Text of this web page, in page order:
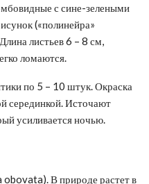
с сине-зелеными
(«полинейра»
листьев 6 – 8 см,
ломаются.
по 5 – 10 штук. Окраска
серединкой. Источают
усиливается ночью.
obovata). В природе растет в